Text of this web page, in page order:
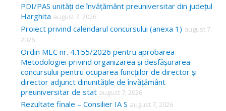
c
h
f
o
r
PDI/PAS unități de învățământ preuniversitar din județul
Harghita august 7, 2026
Proiect privind calendarul concursului (anexa 1) august 7,
2026
Ordin MEC nr. 4.155/2026 pentru aprobarea
Metodologiei privind organizarea și desfășurarea
concursului pentru ocuparea funcțiilor de director și
director adjunct dinunitățile de învățământ
preuniversitar de stat august 7, 2026
Rezultate finale – Consilier IA S august 7, 2026